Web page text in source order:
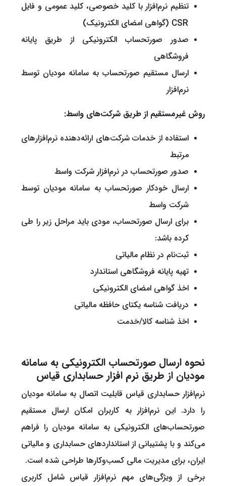
تنظیم نرم‌افزار با کلید خصوصی، کلید عمومی و فایل
CSR (گواهی امضای الکترونیک)
صدور صورتحساب الکترونیکی از طریق پایانه
فروشگاهی
ارسال مستقیم صورتحساب به سامانه مودیان توسط
نرم‌افزار
روش غیرمستقیم از طریق شرکت‌های واسط:
استفاده از خدمات شرکت‌های ارائه‌دهنده نرم‌افزارهای
مرتبط
صدور صورتحساب در نرم‌افزار شرکت واسط
ارسال خودکار صورتحساب به سامانه مودیان توسط
شرکت واسط
برای ارسال صورتحساب، مودی باید مراحل زیر را طی
کرده باشد:
ثبت‌نام در نظام مالیاتی
تهیه پایانه فروشگاهی استاندارد
اخذ گواهی امضای الکترونیکی
دریافت شناسه یکتای حافظه مالیاتی
اخذ شناسه کالا/خدمت
نحوه ارسال صورتحساب الکترونیکی به سامانه
مودیان از طریق نرم افزار حسابداری قیاس
نرم‌افزار حسابداری قیاس قابلیت اتصال به سامانه مودیان
را دارد. این نرم‌افزار به کاربران امکان ارسال مستقیم
صورتحساب‌های الکترونیکی به سامانه مودیان را فراهم
می‌کند و با پشتیبانی از استانداردهای حسابداری و مالیاتی
ایران، برای مدیریت مالی کسب‌وکارها طراحی شده است.
برخی از ویژگی‌های مهم نرم‌افزار قیاس شامل کاربری